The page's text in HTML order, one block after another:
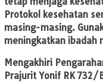
Protokol kesehatan
masing-masing.
meningkatkan ibadah
Mengakhiri
Prajurit Yonif RK